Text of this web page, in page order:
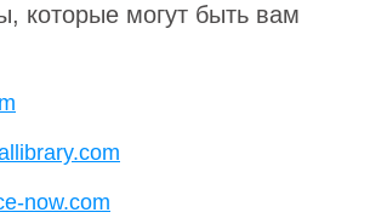
которые могут быть вам
now.com